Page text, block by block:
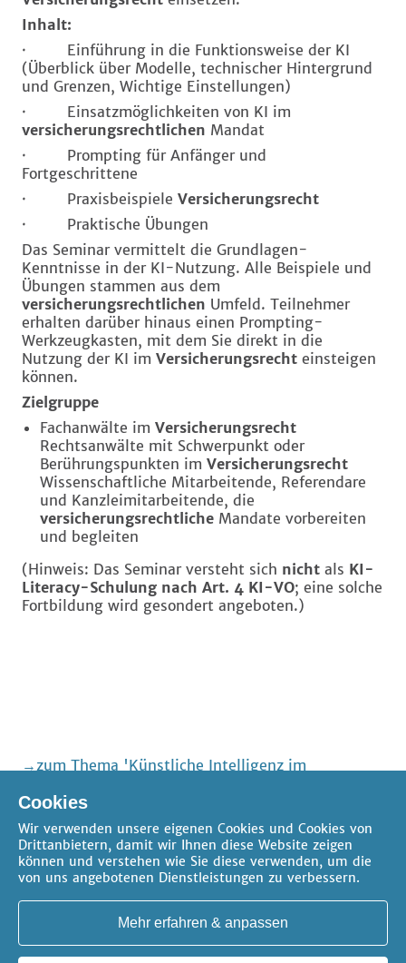
Inhalt:
· Einführung in die Funktionsweise der KI
(Überblick über Modelle, technischer Hintergrund
und Grenzen, Wichtige Einstellungen)
· Einsatzmöglichkeiten von KI im
versicherungsrechtlichen Mandat
· Prompting für Anfänger und
Fortgeschrittene
· Praxisbeispiele Versicherungsrecht
· Praktische Übungen
Das Seminar vermittelt die Grundlagen-
Kenntnisse in der KI-Nutzung. Alle Beispiele und
Übungen stammen aus dem
versicherungsrechtlichen Umfeld. Teilnehmer
erhalten darüber hinaus einen Prompting-
Werkzeugkasten, mit dem Sie direkt in die
Nutzung der KI im Versicherungsrecht einsteigen
können.
Zielgruppe
Fachanwälte im Versicherungsrecht
Rechtsanwälte mit Schwerpunkt oder
Berührungspunkten im Versicherungsrecht
Wissenschaftliche Mitarbeitende, Referendare
und Kanzleimitarbeitende, die
versicherungsrechtliche Mandate vorbereiten
und begleiten
(Hinweis: Das Seminar versteht sich nicht als KI-
Literacy-Schulung nach Art. 4 KI-VO; eine solche
Fortbildung wird gesondert angeboten.)
zum Thema 'Künstliche Intelligenz im
zum Thema 'Versicherungsrecht'
Cookies
Wir verwenden unsere eigenen Cookies und Cookies von
Drittanbietern, damit wir Ihnen diese Website zeigen
können und verstehen wie Sie diese verwenden, um die
von uns angebotenen Dienstleistungen zu verbessern.
Mehr erfahren & anpassen